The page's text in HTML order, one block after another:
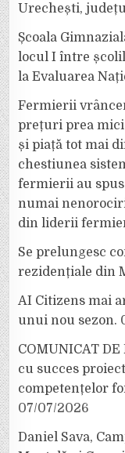
Urechești,
Școala
locul I între
la Evaluarea
Fermierii
prețuri prea mici
și piață tot mai
chestiunea
fermierii au spus
numai
din liderii
Se prelungesc
rezidențiale din
AI Citizens mai
unui nou sezon.
COMUNICAT
cu succes
competențelor
07/07/2026
Daniel Sava,